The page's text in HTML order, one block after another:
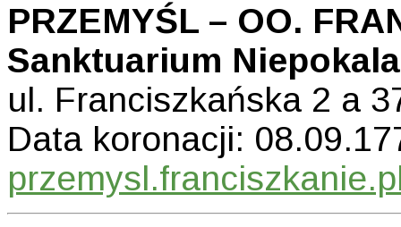
PRZEMYŚL – OO.
Sanktuarium
ul. Franciszkańska 2 a
Data koronacji: